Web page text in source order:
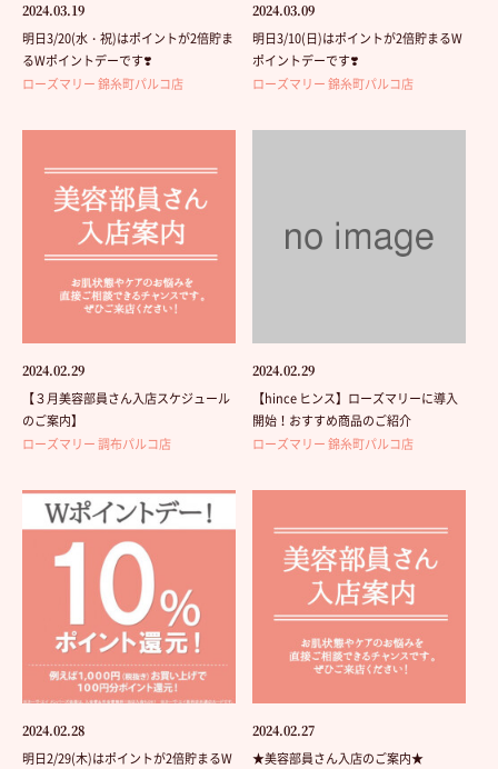
2024.03.19
明日3/20(水・祝)はポイントが2倍貯ま
るWポイントデーです❣️
ローズマリー 錦糸町パルコ店
2024.03.09
明日3/10(日)はポイントが2倍貯まるW
ポイントデーです❣️
ローズマリー 錦糸町パルコ店
2024.02.29
【３月美容部員さん入店スケジュール
のご案内】
ローズマリー 調布パルコ店
2024.02.29
【hince ヒンス】ローズマリーに導入
開始！おすすめ商品のご紹介
ローズマリー 錦糸町パルコ店
2024.02.28
明日2/29(木)はポイントが2倍貯まるW
2024.02.27
★美容部員さん入店のご案内★